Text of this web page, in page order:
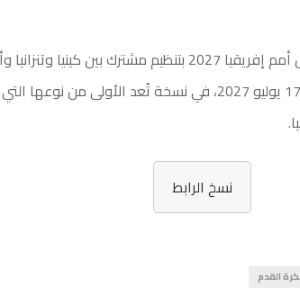
ومن المقرر أن تُقام نهائيات كأس أمم إفريقيا 2027 بتنظيم مشترك بين
الفترة الممتدة من 19 يونيو إلى 17 يوليو 2027، في نسخة تُعد الأولى
نسخ الرابط
القدم